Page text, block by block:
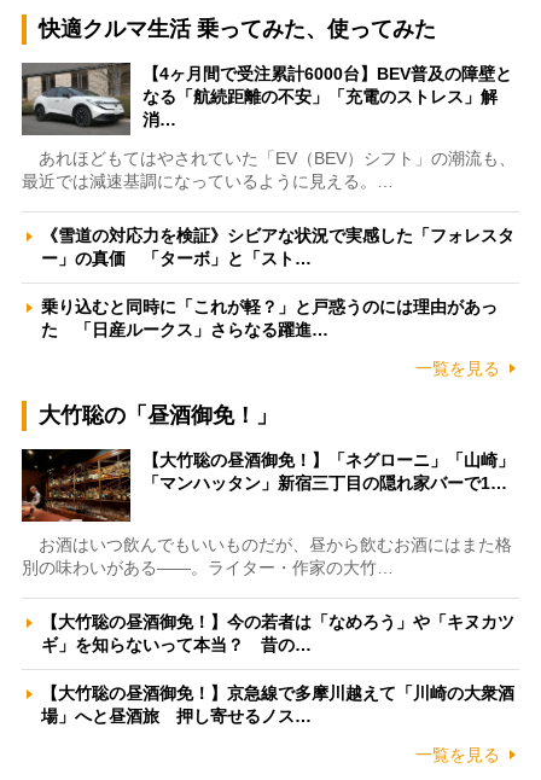
快適クルマ生活 乗ってみた、使ってみた
【4ヶ月間で受注累計6000台】BEV普及の障壁と
なる「航続距離の不安」「充電のストレス」解
消…
あれほどもてはやされていた「EV（BEV）シフト」の潮流も、
最近では減速基調になっているように見える。…
《雪道の対応力を検証》シビアな状況で実感した「フォレスタ
ー」の真価 「ターボ」と「スト…
乗り込むと同時に「これが軽？」と戸惑うのには理由があっ
た 「日産ルークス」さらなる躍進…
一覧を見る
大竹聡の「昼酒御免！」
【大竹聡の昼酒御免！】「ネグローニ」「山崎」
「マンハッタン」新宿三丁目の隠れ家バーで1…
お酒はいつ飲んでもいいものだが、昼から飲むお酒にはまた格
別の味わいがある――。ライター・作家の大竹…
【大竹聡の昼酒御免！】今の若者は「なめろう」や「キヌカツ
ギ」を知らないって本当？ 昔の…
【大竹聡の昼酒御免！】京急線で多摩川越えて「川崎の大衆酒
場」へと昼酒旅 押し寄せるノス…
一覧を見る